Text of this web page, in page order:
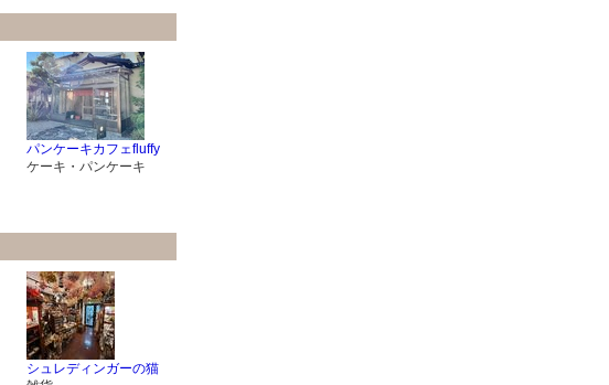
パンケーキカフェfluffy
ケーキ・パンケーキ
シュレディンガーの猫